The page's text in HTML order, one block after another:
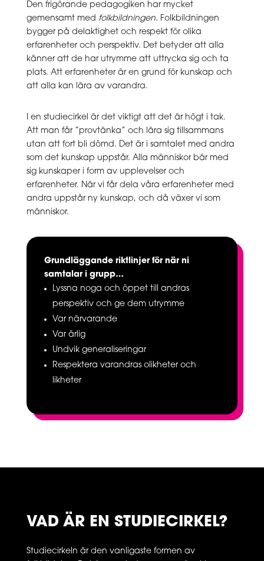
Den frigörande pedagogiken har mycket
gemensamt med folkbildningen. Folkbildningen
bygger på delaktighet och respekt för olika
erfarenheter och perspektiv. Det betyder att alla
känner att de har utrymme att uttrycka sig och ta
plats. Att erfarenheter är en grund för kunskap och
att alla kan lära av varandra.
I en studiecirkel är det viktigt att det är högt i tak.
Att man får ”provtänka” och lära sig tillsammans
utan att fort bli dömd. Det är i samtalet med andra
som det kunskap uppstår. Alla människor bär med
sig kunskaper i form av upplevelser och
erfarenheter. När vi får dela våra erfarenheter med
andra uppstår ny kunskap, och då växer vi som
människor.
Grundläggande riktlinjer för när ni
samtalar i grupp…
Lyssna noga och öppet till andras
perspektiv och ge dem utrymme
Var närvarande
Var ärlig
Undvik generaliseringar
Respektera varandras olikheter och
likheter
VAD ÄR EN STUDIECIRKEL?
Studiecirkeln är den vanligaste formen av